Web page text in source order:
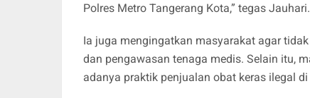
Polres Metro Tangerang Kota,” tegas Jauhari.
Ia juga mengingatkan masyarakat agar
dan pengawasan tenaga medis. Selain itu,
adanya praktik penjualan obat keras ilegal